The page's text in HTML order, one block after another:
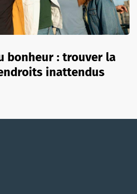
bonheur : trouver la
inattendus